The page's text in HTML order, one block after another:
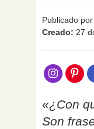
Publicado por
Creado: 27
«¿Con
Son